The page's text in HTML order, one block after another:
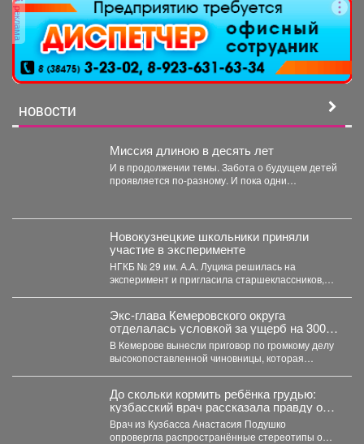
реклама
НОВОСТИ
Миссия длиною в десять лет
И в продолжении темы. Забота о будущем детей
проявляется по-разному. И пока одни
Новокузнецкие школьники приняли
участие в эксперименте
НГКБ № 29 им. А.А. Луцика решилась на
эксперимент и пригласила старшеклассников,
Экс-глава Кемеровского округа
отделалась условкой за ущерб на 300
млн рублей
В Кемерове вынесли приговор по громкому делу
высокопоставленной чиновницы, которая
До скольки кормить ребёнка грудью:
кузбасский врач рассказала правду о
лактации
Врач из Кузбасса Анастасия Подушко
опровергла распространённые стереотипы о